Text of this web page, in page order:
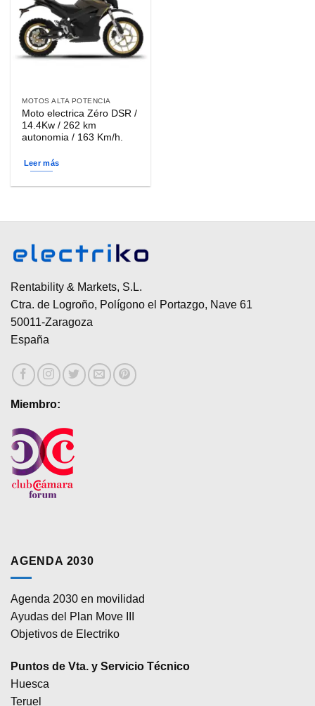
MOTOS ALTA POTENCIA
Moto electrica Zéro DSR /
14.4Kw / 262 km
autonomia / 163 Km/h.
Leer más
Rentability & Markets, S.L.
Ctra. de Logroño, Polígono el Portazgo, Nave 61
50011-Zaragoza
España
Miembro:
AGENDA 2030
Agenda 2030 en movilidad
Ayudas del Plan Move III
Objetivos de Electriko
Puntos de Vta. y Servicio Técnico
Huesca
Teruel